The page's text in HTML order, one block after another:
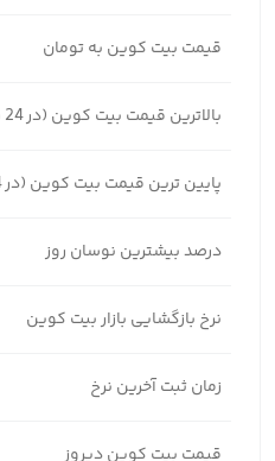
قیمت بیت کوین به تومان
بالاترین قیمت بیت کوین (در 24 ساعت)
پایین ترین قیمت بیت کوین (در 24 ساعت)
درصد بیشترین نوسان روز
نرخ بازگشایی بازار بیت کوین
زمان ثبت آخرین نرخ
قیمت بیت کوین دیروز